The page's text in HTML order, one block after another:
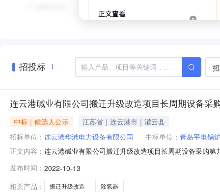
招投标 1
连云港碱业有限公司搬迁升级改造项目长周期设备采
中标｜候选人公示
江苏省｜连云港市｜灌云县
招标单位： 连云港华港电力设备有限公司 中标单位： 青岛平电锅
正文内容： 连云港碱业有限公司搬迁升级改造项目长周期设备采购
期招标除氧器的评标工作已经结束，中标候选人已经确
青岛平电锅炉辅机有限公司江
发布时间： 2022-10-13
相关产品：
搬迁升级改造 除氧器